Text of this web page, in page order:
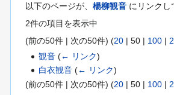
以下のページが、 楊柳観音 にリンクし
2件の項目を表示中
(前の50件 | 次の50件) (20 | 50 | 100 |
観音 (← リンク)
白衣観音 (← リンク)
(前の50件 | 次の50件) (20 | 50 | 100 |